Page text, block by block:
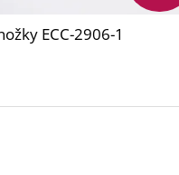
ECC-2906-1